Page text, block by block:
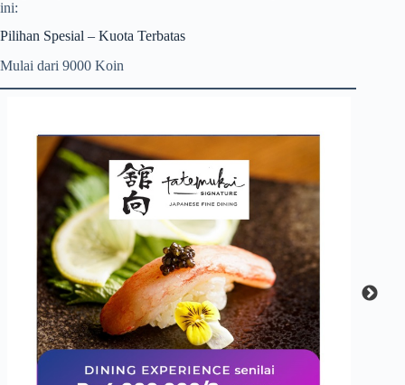
ini:
Pilihan Spesial – Kuota Terbatas
Mulai dari 9000 Koin